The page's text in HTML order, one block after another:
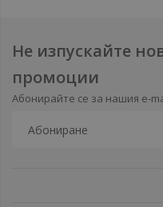
Не изпускайте
промоции
Абонирайте се за нашия e-